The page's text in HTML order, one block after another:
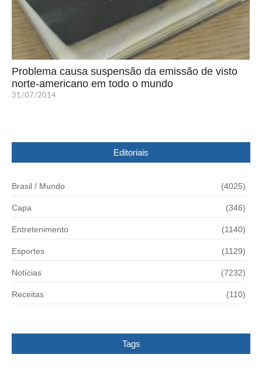
Problema causa suspensão da emissão de visto
norte-americano em todo o mundo
31/07/2014
Editoriais
Brasil / Mundo (4025)
Capa (346)
Entretenimento (1140)
Esportes (1129)
Notícias (7232)
Receitas (110)
Tags